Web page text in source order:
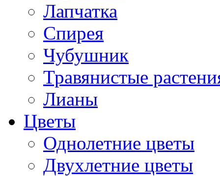
Лапчатка
Спирея
Чубушник
Травянистые
Лианы
Цветы
Однолетние цветы
Двухлетние цветы